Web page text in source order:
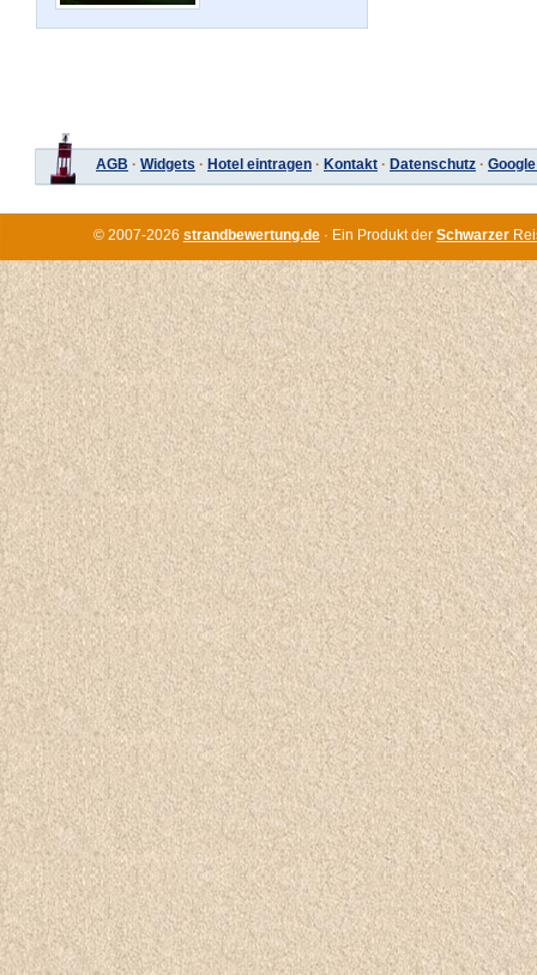
AGB · Widgets · Hotel eintragen · Kontakt · Datenschutz ·
© 2007-2026 strandbewertung.de · Ein Produkt der Schwarzer